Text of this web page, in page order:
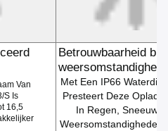
Van
S Is
16,5
Betrouwbaarheid bij
Met Een IP66
Presteert Deze
In Regen, Sneeuw,
Weersomstandigheden,